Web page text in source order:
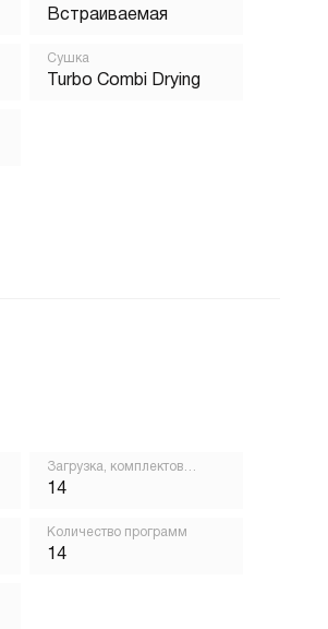
Встраиваемая
Сушка
Turbo Combi Drying
Загрузка, комплектов
посуды
14
Количество программ
14